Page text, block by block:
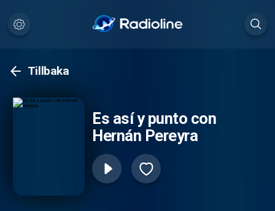
Tillbaka
Es así y punto con
Hernán Pereyra